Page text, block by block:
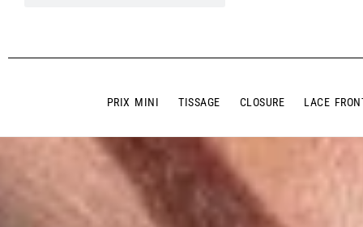
PRIX MINI TISSAGE CLOSURE LACE